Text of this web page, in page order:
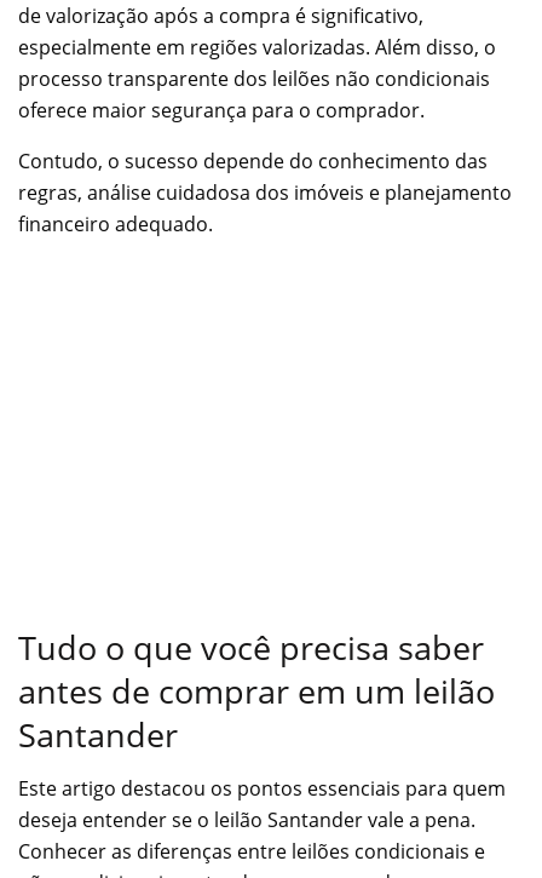
de valorização após a compra é significativo,
especialmente em regiões valorizadas. Além disso, o
processo transparente dos leilões não condicionais
oferece maior segurança para o comprador.
Contudo, o sucesso depende do conhecimento das
regras, análise cuidadosa dos imóveis e planejamento
financeiro adequado.
Tudo o que você precisa saber
antes de comprar em um leilão
Santander
Este artigo destacou os pontos essenciais para quem
deseja entender se o leilão Santander vale a pena.
Conhecer as diferenças entre leilões condicionais e